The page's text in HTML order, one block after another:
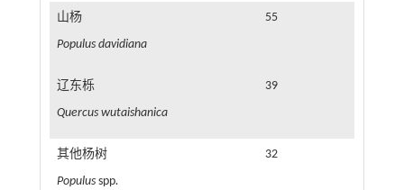
山杨
Populus davidiana
55
辽东栎
Quercus wutaishanica
39
其他杨树
Populusspp.
32